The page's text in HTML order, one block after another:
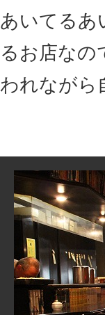
あいてるあ
るお店なの
われながら